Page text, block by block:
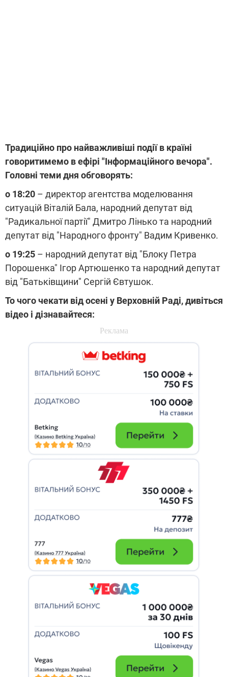
Традиційно про найважливіші події в країні
говоритимемо в ефірі "Інформаційного вечора".
Головні теми дня обговорять:
о 18:20 – директор агентства моделювання
ситуацій Віталій Бала, народний депутат від
"Радикальної партії" Дмитро Лінько та народний
депутат від "Народного фронту" Вадим Кривенко.
о 19:25 – народний депутат від "Блоку Петра
Порошенка" Ігор Артюшенко та народний депутат
від "Батьківщини" Сергій Євтушок.
То чого чекати від осені у Верховній Раді, дивіться
відео і дізнавайтеся: